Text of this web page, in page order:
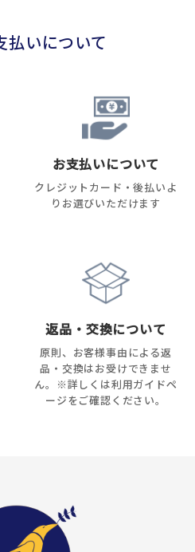
払いについて
お支払いについて
クレジットカード・後払いよ
りお選びいただけます
返品・交換について
原則、お客様事由による返
品・交換はお受けできませ
ん。※詳しくは利用ガイドペ
ージをご確認ください。